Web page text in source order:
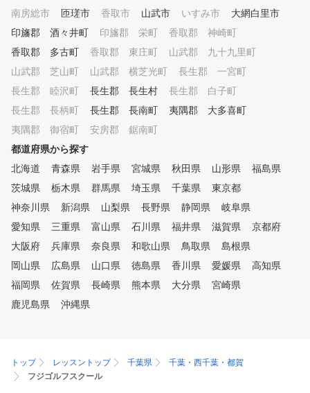
。会員様一人一人のレッスン内
容をカルテで共有しており、前
回の復習や今後の課題など、継
続してレッスンを受けていただ
、レンジ使い放題のサブスクモ
デル 外部資格を有する専属プ
ロのレッスンを、毎日、何度で
も受けられます。また打席も使
い放題なので、一人で練習した
い時にはシミュレーションを使
お客様のご予定にあわせて、ご
利用ください。 ④ゴルフ初心
者から上級者まで楽しめる練習
モード 同じシチュエーション
で繰り返しショット練習したり
、ゲーム感覚でティーショット
り、実際のコースをリアルに再
現したコースでラウンドしたり
、数多くの練習モードがありま
すので、そのときの気分にあわ
しなくても、チキンゴル
なた専用のゴルフラウン
て頂けると嬉しいです！
南房総市
匝瑳市 香取市 山武市 いすみ市
大網白里市
印旛郡 酒々井町
印旛郡 栄町
香取郡 神崎町
香取郡 多古町
香取郡 東庄町
山武郡 九十九里町
山武郡 芝山町
山武郡 横芝光町
長生郡 一宮町
長生郡 睦沢町
長生郡 長生村
長生郡 白子町
長生郡 長柄町
長生郡 長南町
夷隅郡 大多喜町
夷隅郡 御宿町
安房郡 鋸南町
都道府県から探す
北海道
青森県 岩手県 宮城県 秋田県 山形県
福島県
茨城県
栃木県 群馬県 埼玉県 千葉県
東京都
神奈川県
新潟県 山梨県 長野県 静岡県
岐阜県
愛知県
三重県 富山県 石川県 福井県 滋賀県
京都府
大阪府
兵庫県 奈良県 和歌山県 鳥取県
島根県
岡山県
広島県 山口県 徳島県 香川県 愛媛県
高知県
福岡県
佐賀県 長崎県 熊本県 大分県
宮崎県
鹿児島県
沖縄県
トップ レッスントップ 千葉県
千葉・西千葉・都賀
フジゴルフスクール